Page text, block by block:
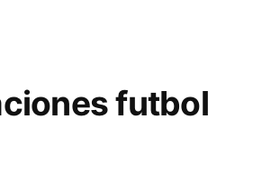
futbol